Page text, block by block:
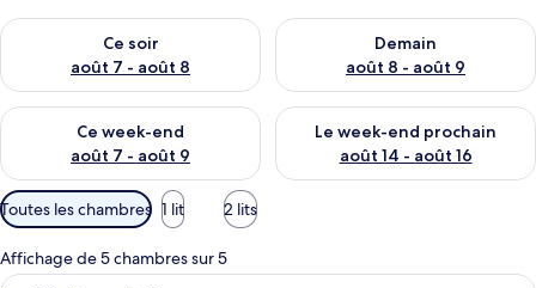
Ce soir
août 7 - août 8
Vérifier la disponibilité pour ce soir août 7 - août 8
Demain
août 8 - août 9
Vérifier la disponibilité pour
Ce week-end
août 7 - août 9
Vérifier la disponibilité pour ce week-end août 7 - août 9
Le week-end prochain
août 14 - août 16
Vérifier la disponibilité pour
Filtres
disponibles
pour
les
Toutes les chambres 1 lit 2 lits
Affichage de 5 chambres sur 5
Un lit bien fait, avec une tête de lit